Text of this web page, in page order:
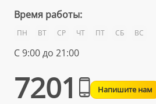
Время работы:
ПН ВТ СР ЧТ ПТ СБ ВС
С 9:00 до 21:00
7201 Напишите нам